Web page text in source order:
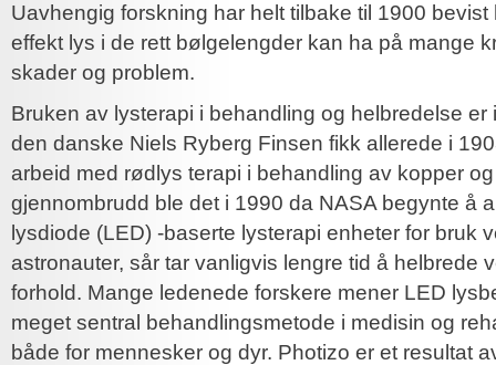
Uavhengig forskning har helt tilbake til 1900
effekt lys i de rett bølgelengder kan ha på mange
skader og problem.
Bruken av lysterapi i behandling og helbredelse er
den danske Niels Ryberg Finsen fikk allerede i
arbeid med rødlys terapi i behandling av kopper
gjennombrudd ble det i 1990 da NASA begynte å
lysdiode (LED) -baserte lysterapi enheter for bruk
astronauter, sår tar vanligvis lengre tid å helbrede
forhold. Mange ledenede forskere mener LED
meget sentral behandlingsmetode i medisin og
både for mennesker og dyr. Photizo er et resultat